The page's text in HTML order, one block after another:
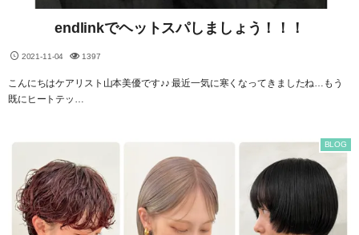
endlinkでヘットスパしましょう！！！
2021-11-04 1397
こんにちはケアリスト山本美優です♪♪ 最近一気に寒くなってきましたね…もう
既にヒートテッ…
BLOG